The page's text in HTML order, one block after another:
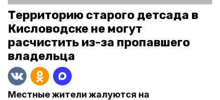
Территорию старого детсада в
Кисловодске не могут
расчистить из-за пропавшего
владельца
Местные жители жалуются на